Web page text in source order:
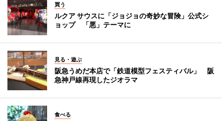
買う
ルクア サウスに「ジョジョの奇妙な冒険」公式シ
ョップ 「悪」テーマに
見る・遊ぶ
阪急うめだ本店で「鉄道模型フェスティバル」 阪
急神戸線再現したジオラマ
食べる